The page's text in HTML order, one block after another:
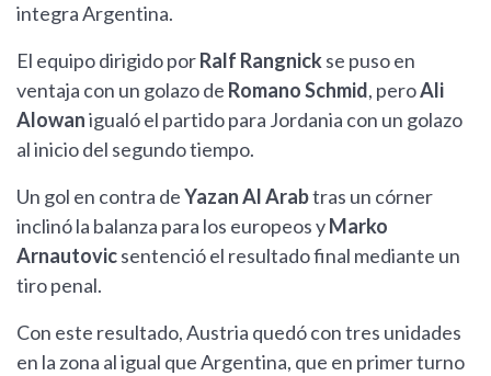
integra Argentina.
El equipo dirigido porRalf Rangnickse puso en
ventaja con un golazo de Romano Schmid, peroAli
Alowanigualó el partido para Jordania con un golazo
al inicio del segundo tiempo.
Un gol en contra deYazan Al Arabtras un córner
inclinó la balanza para los europeos yMarko
Arnautovicsentenció el resultado final mediante un
tiro penal.
Con este resultado, Austria quedó con tres unidades
en la zona al igual que Argentina, que en primer turno